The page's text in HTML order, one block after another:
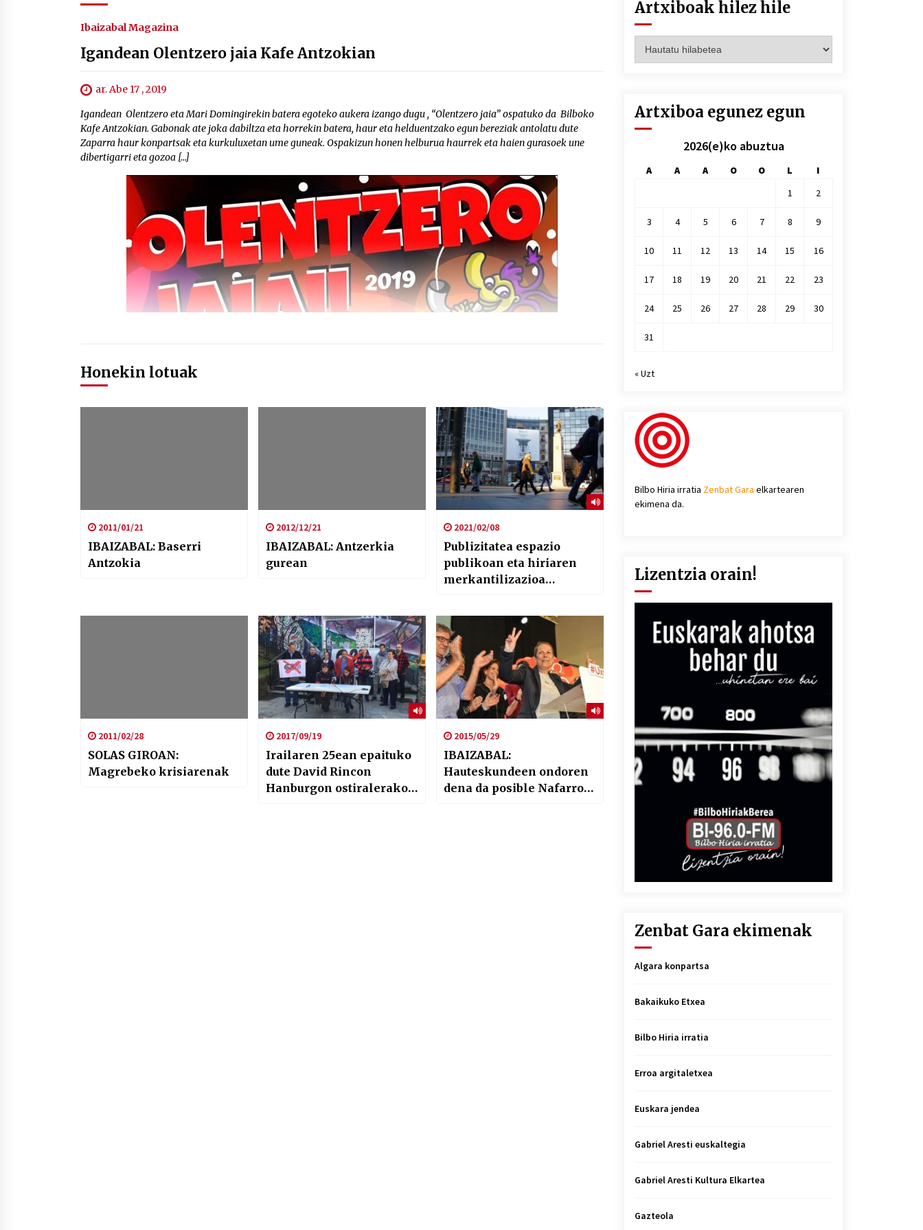
Ibaizabal Magazina
Igandean Olentzero jaia Kafe Antzokian
ar. Abe 17 , 2019
Igandean Olentzero eta Mari Domingirekin batera egoteko aukera izango dugu , “Olentzero jaia” ospatuko da Bilboko
Kafe Antzokian. Gabonak ate joka dabiltza eta horrekin batera, haur eta helduentzako egun bereziak antolatu dute
Zaparra haur konpartsak eta kurkuluxetan ume guneak. Ospakizun honen helburua haurrek eta haien gurasoek une
dibertigarri eta gozoa […]
Honekin lotuak
2011/01/21
IBAIZABAL: Baserri
Antzokia
2012/12/21
IBAIZABAL: Antzerkia
gurean
2021/02/08
Publizitatea espazio
publikoan eta hiriaren
merkantilizazioa
Iruretagoienarekin
2011/02/28
SOLAS GIROAN:
Magrebeko krisiarenak
2017/09/19
Irailaren 25ean epaituko
dute David Rincon
Hanburgon ostiralerako
2015/05/29
IBAIZABAL:
Hauteskundeen ondoren
dena da posible Nafarroa
Artxiboak hilez hile
hilez
Artxiboa egunez egun
2026(e)ko abuztua
A A A O O L
I
1
2
3 4 5 6 7 8 9
10 11 12 13 14 15 16
17 18 19 20 21 22 23
24 25 26 27 28 29 30
31
« Uzt
Bilbo Hiria irratia Zenbat Gara elkartearen
ekimena da.
Lizentzia orain!
Zenbat Gara ekimenak
Algara konpartsa
Bakaikuko Etxea
Bilbo Hiria irratia
Erroa argitaletxea
Euskara jendea
Gabriel Aresti euskaltegia
Gabriel Aresti Kultura Elkartea
Gazteola